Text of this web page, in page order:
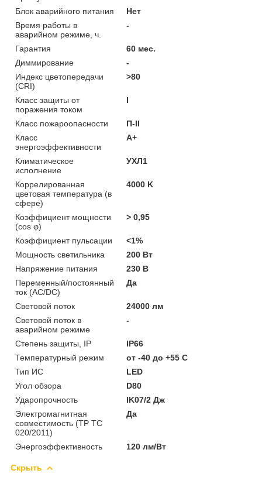
Блок аварийного питания
Нет
Время работы в
аварийном режиме, ч.
-
Гарантия
60 мес.
Диммирование
-
Индекс цветопередачи
(CRI)
>80
Класс защиты от
поражения током
I
Класс пожароопасности
П-ІІ
Класс
энергоэффективности
A+
Климатическое
исполнение
УХЛ1
Коррелированная
цветовая температура (в
сфере)
4000 K
Коэффициент мощности
(cos φ)
> 0,95
Коэффициент пульсации
<1%
Мощность светильника
200 Вт
Напряжение питания
230 В
Переменный/постоянный
ток (AC/DC)
Да
Световой поток
24000 лм
Световой поток в
аварийном режиме
-
Степень защиты, IP
IP66
Температурный режим
от -40 до +55 C
Тип ИС
LED
Угол обзора
D80
Ударопрочность
IK07/2 Дж
Электромагнитная
совместимость (ТР ТС
020/2011)
Да
Энергоэффективность 120 лм/Вт
Скрыть